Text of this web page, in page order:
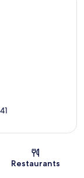
Restaurants